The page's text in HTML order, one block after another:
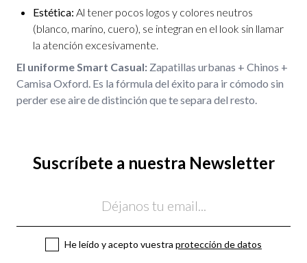
Estética: Al tener pocos logos y colores neutros
(blanco, marino, cuero), se integran en el look sin llamar
la atención excesivamente.
El uniforme Smart Casual: Zapatillas urbanas + Chinos +
Camisa Oxford. Es la fórmula del éxito para ir cómodo sin
perder ese aire de distinción que te separa del resto.
Suscríbete a nuestra Newsletter
He leído y acepto vuestra protección de datos